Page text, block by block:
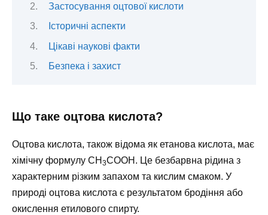
Застосування оцтової кислоти
Історичні аспекти
Цікаві наукові факти
Безпека і захист
Що таке оцтова кислота?
Оцтова кислота, також відома як етанова кислота, має
хімічну формулу CH 3COOH. Це безбарвна рідина з
характерним різким запахом та кислим смаком. У
природі оцтова кислота є результатом бродіння або
окислення етилового спирту.